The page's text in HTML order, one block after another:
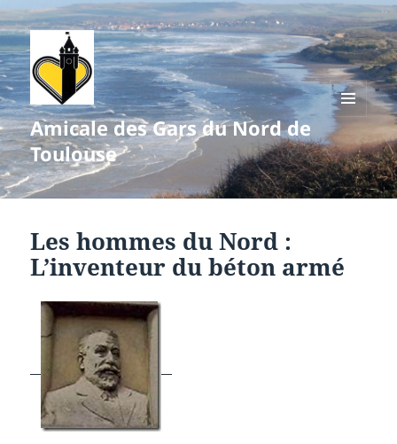
Amicale des Gars du Nord de
Toulouse
MENU
WIDGETS
Les hommes du Nord :
L’inventeur du béton armé